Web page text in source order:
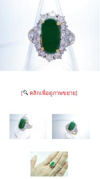
[ คลิกเพื่อดูภาพขยาย]